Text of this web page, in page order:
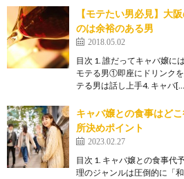
【モテたい男必見】大
のは余裕のある男
2018.05.02
目次 1. 誰だってキャバ嬢に
モテる男①即座にドリンク
テる男は話し上手4. キャバ
キャバ嬢との食事はど
所決めポイント
2023.02.27
目次 1. キャバ嬢との食事代
理のジャンルは圧倒的に「